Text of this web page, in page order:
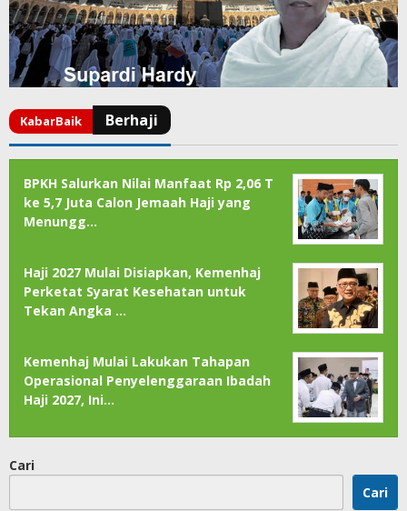
BPKH Salurkan Nilai Manfaat Rp 2,06 T
ke 5,7 Juta Calon Jemaah Haji yang
Menungg…
Haji 2027 Mulai Disiapkan, Kemenhaj
Perketat Syarat Kesehatan untuk
Tekan Angka …
Kemenhaj Mulai Lakukan Tahapan
Operasional Penyelenggaraan Ibadah
Haji 2027, Ini…
Cari
Cari